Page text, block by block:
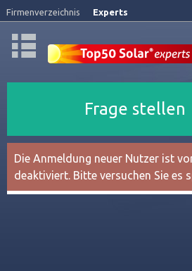
Firmenverzeichnis Experts
Frage stellen
Die Anmeldung neuer Nutzer ist
deaktiviert. Bitte versuchen Sie es